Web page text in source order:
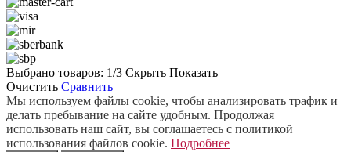
Выбрано товаров: 1/3 Скрыть Показать
Очистить Сравнить
Мы используем файлы cookie, чтобы анализировать трафик и
делать пребывание на сайте удобным. Продолжая
использовать наш сайт, вы соглашаетесь с политикой
использования файлов cookie. Подробнее